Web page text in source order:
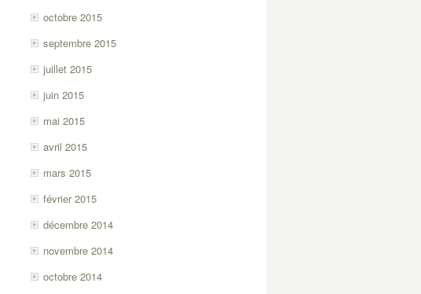
octobre 2015
septembre 2015
juillet 2015
juin 2015
mai 2015
avril 2015
mars 2015
février 2015
décembre 2014
novembre 2014
octobre 2014